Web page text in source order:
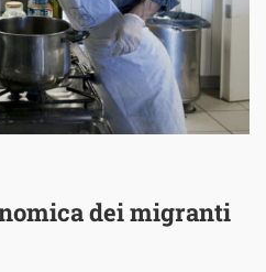
dei migranti